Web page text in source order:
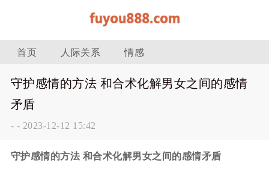
首页 人际关系 情感
守护感情的方法 和合术化解男女之间的感情
矛盾
- - 2023-12-12 15:42
守护感情的方法 和合术化解男女之间的感情矛盾